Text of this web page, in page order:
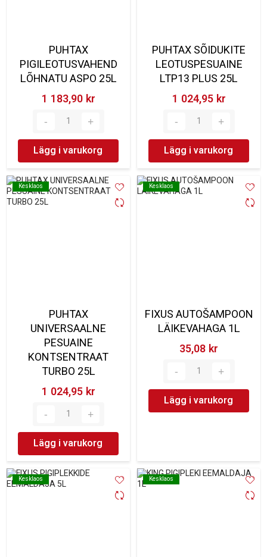
PUHTAX
PIGILEOTUSVAHEND
LÕHNATU ASPO 25L
1 183,90 kr‎
Lägg i varukorg
PUHTAX SÕIDUKITE
LEOTUSPESUAINE
LTP13 PLUS 25L
1 024,95 kr‎
Lägg i varukorg
Kesklaos
Kesklaos
PUHTAX
UNIVERSAALNE
PESUAINE
KONTSENTRAAT
TURBO 25L
1 024,95 kr‎
Lägg i varukorg
Kesklaos
Kesklaos
FIXUS AUTOŠAMPOON
LÄIKEVAHAGA 1L
35,08 kr‎
Lägg i varukorg
Kesklaos
Kesklaos Kesklaos
Kesklaos